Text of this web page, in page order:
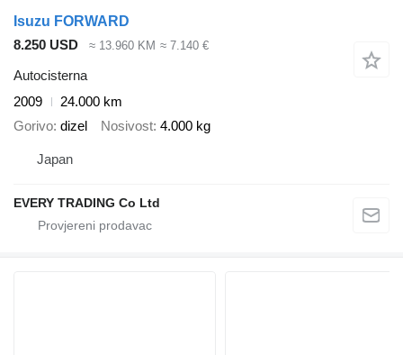
Isuzu FORWARD
8.250 USD
≈ 13.960 KM ≈ 7.140 €
Autocisterna
2009
24.000 km
Gorivo dizel Nosivost 4.000 kg
Japan
EVERY TRADING Co Ltd